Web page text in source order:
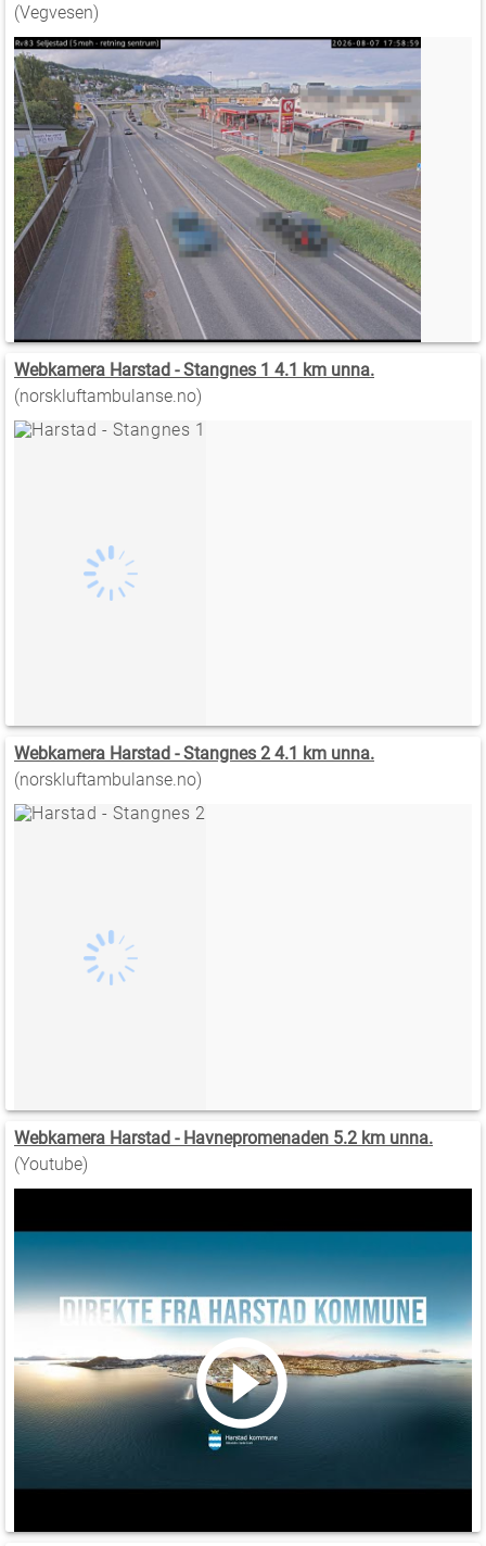
(Vegvesen)
Webkamera Harstad - Stangnes 1 4.1 km unna.
(norskluftambulanse.no)
Webkamera Harstad - Stangnes 2 4.1 km unna.
(norskluftambulanse.no)
Webkamera Harstad - Havnepromenaden 5.2 km unna.
(Youtube)